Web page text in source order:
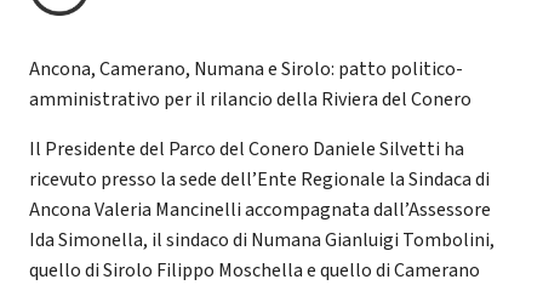
Ancona, Camerano, Numana e Sirolo: patto politico-
amministrativo per il rilancio della Riviera del Conero
Il Presidente del Parco del Conero Daniele Silvetti ha
ricevuto presso la sede dell’Ente Regionale la Sindaca di
Ancona Valeria Mancinelli accompagnata dall’Assessore
Ida Simonella, il sindaco di Numana Gianluigi Tombolini,
quello di Sirolo Filippo Moschella e quello di Camerano